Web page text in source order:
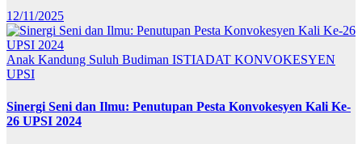
12/11/2025
Anak Kandung Suluh Budiman ISTIADAT KONVOKESYEN
UPSI
Sinergi Seni dan Ilmu: Penutupan Pesta Konvokesyen Kali Ke-
26 UPSI 2024